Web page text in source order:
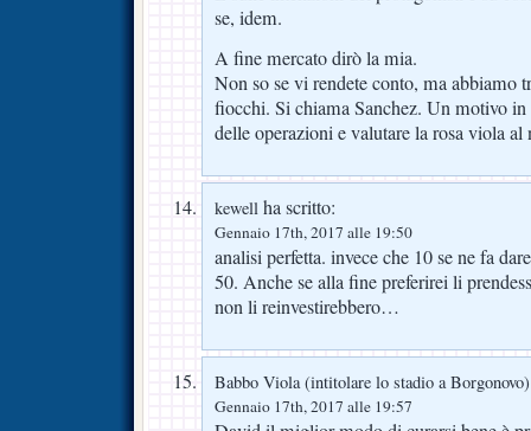
se, idem.
A fine mercato dirò la mia.
Non so se vi rendete conto, ma abbiamo
fiocchi. Si chiama Sanchez. Un motivo in
delle operazioni e valutare la rosa viola al
kewell ha scritto:
Gennaio 17th, 2017 alle 19:50
analisi perfetta. invece che 10 se ne fa
50. Anche se alla fine preferirei li
non li reinvestirebbero…
Babbo Viola (intitolare lo stadio a Borgonovo)
Gennaio 17th, 2017 alle 19:57